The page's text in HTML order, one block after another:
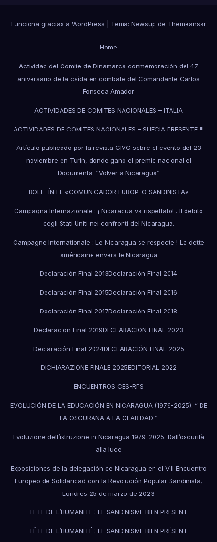
Funciona gracias a WordPress Tema: Newsup de Themeansar
Home
Actividad del Comite de Dinamarca conmemoración del 47
aniversario de la caída en combate del Comandante Carlos
Fonseca Amador
ACTIVIDADES DE COMITES NACIONALES – ITALIA
ACTIVIDADES DE COMITES NACIONALES – SUECIA PRESENTE !!!
Artículo publicado por la revista CIVG sobre el evento del 23
noviembre en Turin, donde ganó el premio nacional el
Documental “Volver a Nicaragua”
BOLETÍN EL «COMUNICADOR EUROPEO SANDINISTA»
Campagna Internazionale : ¡ Nicaragua va rispettato! . Il debito
degli Stati Uniti nei confronti del Nicaragua.
Campagne Internationale : Le Nicaragua se respecte ! La dette
américaine envers le Nicaragua
Declaración Final 2013Declaración Final 2014
Declaración Final 2015Declaración Final 2016
Declaración Final 2017Declaración Final 2018
Declaración Final 2019DECLARACION FINAL 2023
Declaración Final 2024DECLARACIÓN FINAL 2025
DICHIARAZIONE FINALE 2025EDITORIAL 2022
ENCUENTROS CES-RPS
EVOLUCIÓN DE LA EDUCACIÓN EN NICARAGUA (1979-2025). “ DE
LA OSCURANA A LA CLARIDAD ”
Evoluzione dell’istruzione in Nicaragua 1979-2025. Dall’oscurità
alla luce
Exposiciones de la delegación de Nicaragua en el VIII Encuentro
Europeo de Solidaridad con la Revolución Popular Sandinista,
Londres 25 de marzo de 2023
FÊTE DE L’HUMANITÉ : LE SANDINISME BIEN PRÉSENT
FÊTE DE L’HUMANITÉ : LE SANDINISME BIEN PRÉSENT